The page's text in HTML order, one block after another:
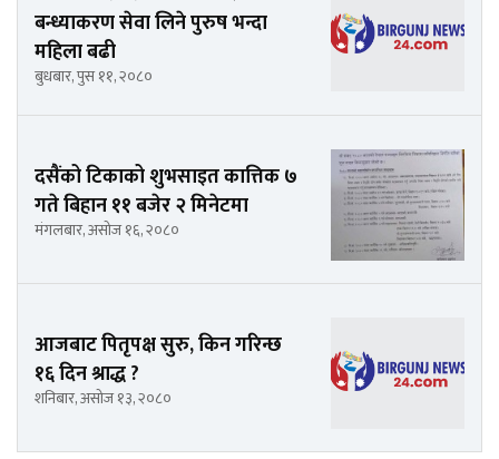
बन्ध्याकरण सेवा लिने पुरुष भन्दा
महिला बढी
बुधबार, पुस ११, २०८०
दसैंको टिकाको शुभसाइत कात्तिक ७
गते बिहान ११ बजेर २ मिनेटमा​​
मंगलबार, असोज १६, २०८०
आजबाट पितृपक्ष सुरु, किन गरिन्छ
१६ दिन श्राद्ध ?
शनिबार, असोज १३, २०८०